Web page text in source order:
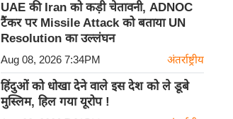
UAE की Iran को कड़ी चेतावनी, ADNOC
टैंकर पर Missile Attack को बताया UN
Resolution का उल्लंघन
Aug 08, 2026 7:34PM अंतर्राष्ट्रीय
हिंदुओं को धोखा देने वाले इस देश को ले डूबे
मुस्लिम, हिल गया यूरोप !